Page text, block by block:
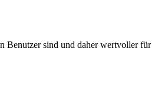
Benutzer sind und daher wertvoller für